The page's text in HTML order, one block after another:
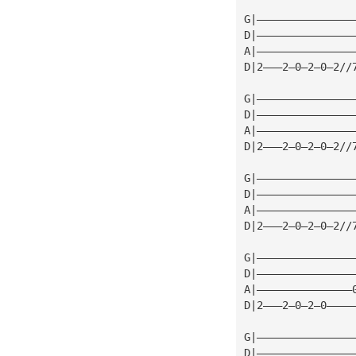
D|2———2—0—2—0—2//
D|2———2—0—2—0—2//
D|2———2—0—2—0—2//